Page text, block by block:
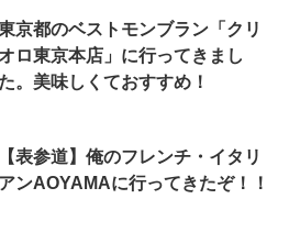
京都のベストモンブラン「クリ
オロ東京本店」に行ってきまし
た。美味しくておすすめ！
【表参道】俺のフレンチ・イタリ
アンAOYAMAに行ってきたぞ！！